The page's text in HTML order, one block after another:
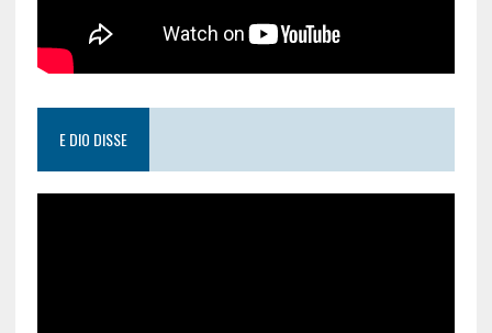
E DIO DISSE